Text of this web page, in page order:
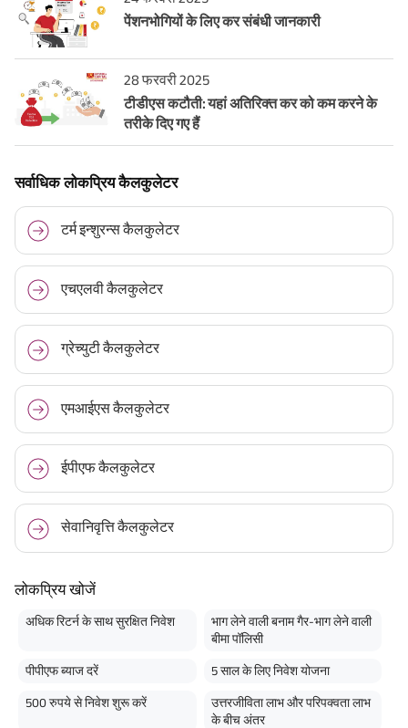
पेंशनभोगियों के लिए कर संबंधी जानकारी
28 फरवरी 2025
टीडीएस कटौती: यहां अतिरिक्त कर को कम करने के
तरीके दिए गए हैं
सर्वाधिक लोकप्रिय कैलकुलेटर
टर्म इन्शुरन्स कैलकुलेटर
एचएलवी कैलकुलेटर
ग्रेच्युटी कैलकुलेटर
एमआईएस कैलकुलेटर
ईपीएफ कैलकुलेटर
सेवानिवृत्ति कैलकुलेटर
लोकप्रिय खोजें
अधिक रिटर्न के साथ सुरक्षित निवेश
भाग लेने वाली बनाम गैर-भाग लेने वाली
बीमा पॉलिसी
पीपीएफ ब्याज दरें 5 साल के लिए निवेश योजना
500 रुपये से निवेश शुरू करें
उत्तरजीविता लाभ और परिपक्वता लाभ
के बीच अंतर